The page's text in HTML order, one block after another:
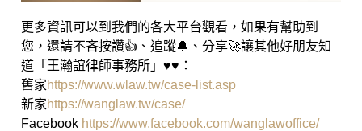
更多資訊可以到我們的各大平台觀看，如果有幫助到
您，還請不吝按讚👍、追蹤🔔、分享🚀讓其他好朋友知
道「王瀚誼律師事務所」♥♥：
舊家https://www.wlaw.tw/case-list.asp
新家https://wanglaw.tw/case/
Facebook https://www.facebook.com/wanglawoffice/